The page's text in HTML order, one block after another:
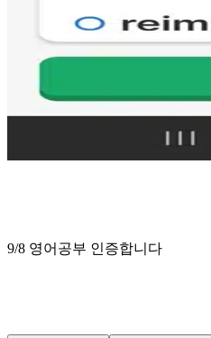
9/8 영어공부 인증합니다